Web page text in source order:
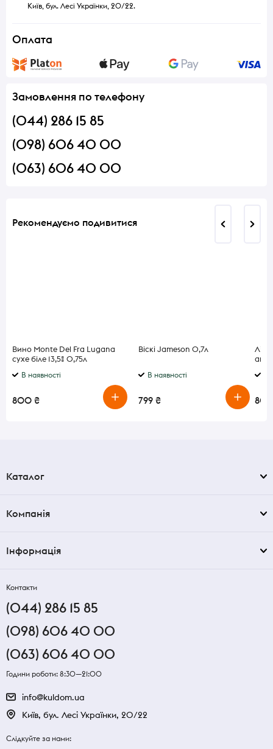
Київ, бул. Лесі Українки, 20/22.
Оплата
Замовлення по телефону
(044) 286 15 85
(098) 606 40 00
(063) 606 40 00
Рекомендуємо подивитися
Вино Monte Del Fra Lugana
сухе біле 13,5% 0,75л
В наявності
800 ₴
Віскі Jameson 0,7л
В наявності
799 ₴
and
Каталог
Компанія
Інформація
Контакти
(044) 286 15 85
(098) 606 40 00
(063) 606 40 00
Години роботи: 8:30—21:00
info@kuldom.ua
Київ, бул. Лесі Українки, 20/22
Слідкуйте за нами: